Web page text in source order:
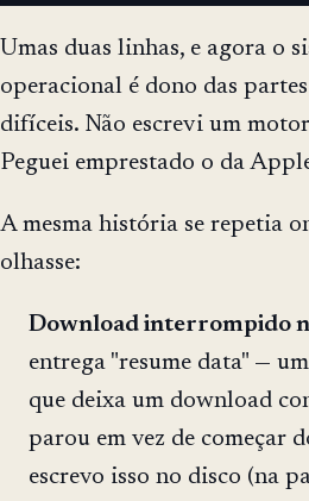
Umas duas linhas, e agora o
operacional é dono das
difíceis. Não escrevi um
Peguei emprestado o da
A mesma história se repetia
olhasse:
Download interrompido
entrega "resume data" —
que deixa um download
parou em vez de começar
escrevo isso no disco (na